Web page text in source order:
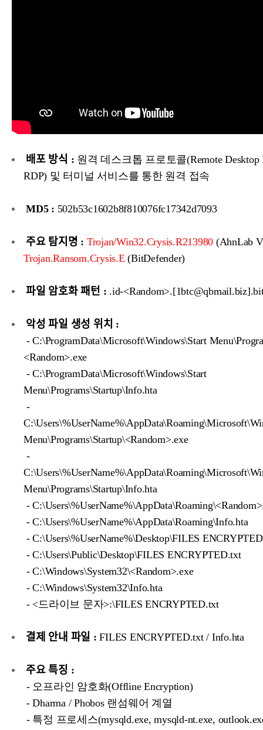
배포 방식 : 원격 데스크톱 프로토콜(Remote Desktop
RDP) 및 터미널 서비스를 통한 원격 접속
MD5 : 502b53c1602b8f810076fc17342d7093
주요 탐지명 : Trojan/Win32.Crysis.R213980 (AhnLab
Trojan.Ransom.Crysis.E (BitDefender)
파일 암호화 패턴 : .id-
악성 파일 생성 위치 :
- C:\ProgramData\Microsoft\Windows\Start
<Random>.exe
- C:\ProgramData\Microsoft\Windows\Start
Menu\Programs\Startup\Info.hta
-
Menu\Programs\Startup\<Random>.exe
-
Menu\Programs\Startup\Info.hta
-
- C:\Users\%UserName%\AppData\Roaming\Info.hta
- C:\Users\%UserName%\Desktop\FILES
- C:\Users\Public\Desktop\FILES ENCRYPTED.txt
- C:\Windows\System32\<Random>.exe
- C:\Windows\System32\Info.hta
- <드라이브 문자>:\FILES ENCRYPTED.txt
결제 안내 파일 : FILES ENCRYPTED.txt / Info.hta
주요 특징 :
- 오프라인 암호화(Offline Encryption)
- Dharma / Phobos 랜섬웨어 계열
- 특정 프로세스(mysqld.exe, mysqld-nt.exe,